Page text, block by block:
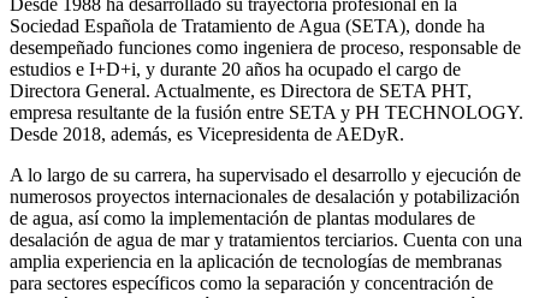
Sociedad Española de Tratamiento de Agua (SETA), donde ha
desempeñado funciones como ingeniera de proceso, responsable de
estudios e I+D+i, y durante 20 años ha ocupado el cargo de
Directora General. Actualmente, es Directora de SETA PHT,
empresa resultante de la fusión entre SETA y PH TECHNOLOGY.
Desde 2018, además, es Vicepresidenta de AEDyR.
A lo largo de su carrera, ha supervisado el desarrollo y ejecución de
numerosos proyectos internacionales de desalación y potabilización
de agua, así como la implementación de plantas modulares de
desalación de agua de mar y tratamientos terciarios. Cuenta con una
amplia experiencia en la aplicación de tecnologías de membranas
para sectores específicos como la separación y concentración de